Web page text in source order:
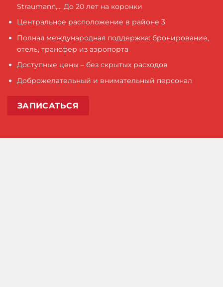
Straumann,... До 20 лет на коронки
Центральное расположение в районе 3
Полная международная поддержка: бронирование,
отель, трансфер из аэропорта
Доступные цены – без скрытых расходов
Доброжелательный и внимательный персонал
ЗАПИСАТЬСЯ